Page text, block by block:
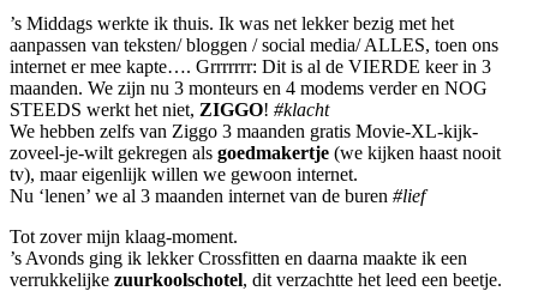
’s Middags werkte ik thuis. Ik was net lekker bezig met het
aanpassen van teksten/ bloggen / social media/ ALLES, toen ons
internet er mee kapte…. Grrrrrrr: Dit is al de VIERDE keer in 3
maanden. We zijn nu 3 monteurs en 4 modems verder en NOG
STEEDS werkt het niet, ZIGGO! #klacht
We hebben zelfs van Ziggo 3 maanden gratis Movie-XL-kijk-
zoveel-je-wilt gekregen als goedmakertje (we kijken haast nooit
tv), maar eigenlijk willen we gewoon internet.
Nu ‘lenen’ we al 3 maanden internet van de buren #lief
Tot zover mijn klaag-moment.
’s Avonds ging ik lekker Crossfitten en daarna maakte ik een
verrukkelijke zuurkoolschotel, dit verzachtte het leed een beetje.